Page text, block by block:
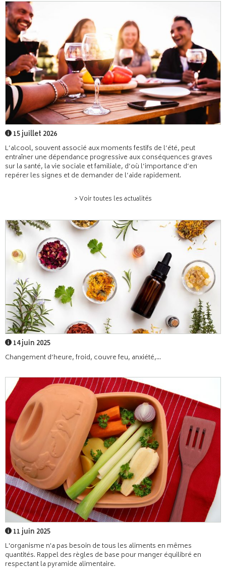
15 juillet 2026
L’alcool, souvent associé aux moments festifs de l’été, peut
entraîner une dépendance progressive aux conséquences graves
sur la santé, la vie sociale et familiale, d’où l’importance d’en
repérer les signes et de demander de l’aide rapidement.
> Voir toutes les actualités
14 juin 2025
Changement d’heure, froid, couvre feu, anxiété,...
11 juin 2025
L'organisme n'a pas besoin de tous les aliments en mêmes
quantités. Rappel des règles de base pour manger équilibré en
respectant la pyramide alimentaire.